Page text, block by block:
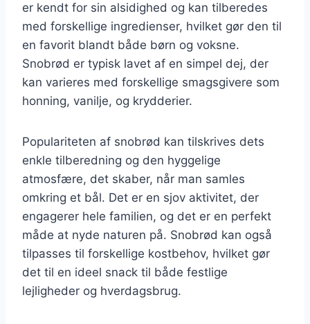
er kendt for sin alsidighed og kan tilberedes
med forskellige ingredienser, hvilket gør den til
en favorit blandt både børn og voksne.
Snobrød er typisk lavet af en simpel dej, der
kan varieres med forskellige smagsgivere som
honning, vanilje, og krydderier.
Populariteten af snobrød kan tilskrives dets
enkle tilberedning og den hyggelige
atmosfære, det skaber, når man samles
omkring et bål. Det er en sjov aktivitet, der
engagerer hele familien, og det er en perfekt
måde at nyde naturen på. Snobrød kan også
tilpasses til forskellige kostbehov, hvilket gør
det til en ideel snack til både festlige
lejligheder og hverdagsbrug.